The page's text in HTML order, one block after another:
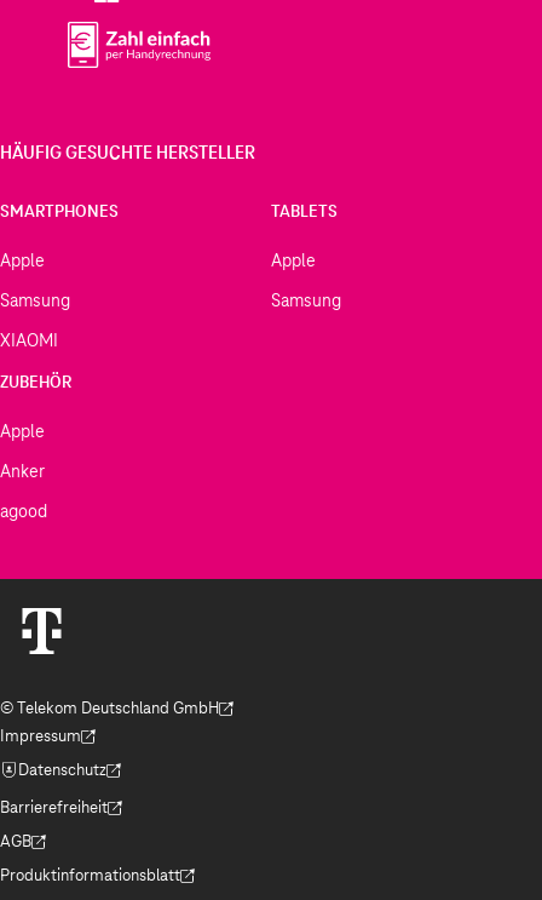
HÄUFIG GESUCHTE HERSTELLER
SMARTPHONES
Apple
Samsung
XIAOMI
TABLETS
Apple
Samsung
ZUBEHÖR
Apple
Anker
agood
© Telekom Deutschland GmbH
(Der Link wird in einem neuen Tab geöffnet)
Impressum
(Der Link wird in einem neuen Tab geöffnet)
Datenschutz
(Der Link wird in einem neuen Tab geöffnet)
Barrierefreiheit
(Der Link wird in einem neuen Tab geöffnet)
AGB
(Der Link wird in einem neuen Tab geöffnet)
Produktinformationsblatt
(Der Link wird in einem neuen Tab geöffnet)